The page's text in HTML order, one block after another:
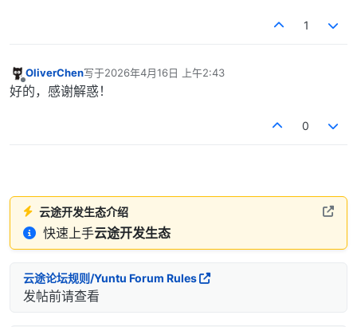
1
离线
OliverChen写于2026年4月16日 上午2:43
最后由 编辑
好的，感谢解惑！
0
云途开发生态介绍
快速上手云途开发生态
云途论坛规则/Yuntu Forum Rules
发帖前请查看